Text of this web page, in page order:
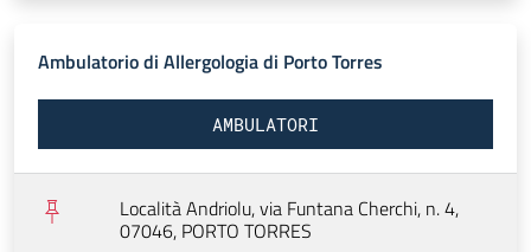
Ambulatorio di Allergologia di Porto Torres
AMBULATORI
Località Andriolu, via Funtana Cherchi, n. 4,
07046, PORTO TORRES